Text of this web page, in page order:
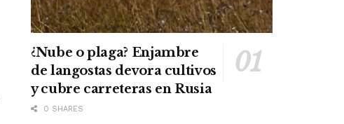
¿Nube o plaga? Enjambre
de langostas devora cultivos
y cubre carreteras en Rusia
0 SHARES